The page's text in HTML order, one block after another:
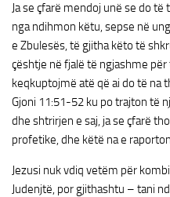
Ja se çfarë mendoj unë se do
nga ndihmon këtu, sepse në
e Zbulesës, të gjitha këto të
çështje në fjalë të ngjashme
keqkuptojmë atë që ai do të na
Gjoni 11:51-52 ku po trajton të
dhe shtrirjen e saj, ja se çfarë
profetike, dhe këtë na e
Jezusi nuk vdiq vetëm për
Judenjtë, por gjithashtu – tani